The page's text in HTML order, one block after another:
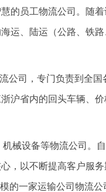
的员工物流公司。随
运、陆运（公路、铁
公司，专门负责到全国
沪省内的回头车辆、
械设备等物流公司。
，以不断提高客户服
的一家运输公司物流公